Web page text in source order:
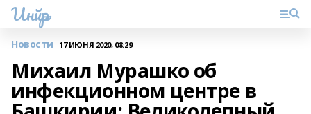
Инйәр
Новости 17 ИЮНЯ 2020, 08:29
Михаил Мурашко об
инфекционном центре в